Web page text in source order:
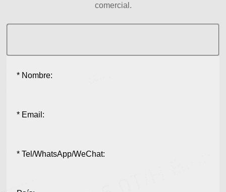
comercial.
* Nombre:
* Email:
* Tel/WhatsApp/WeChat: